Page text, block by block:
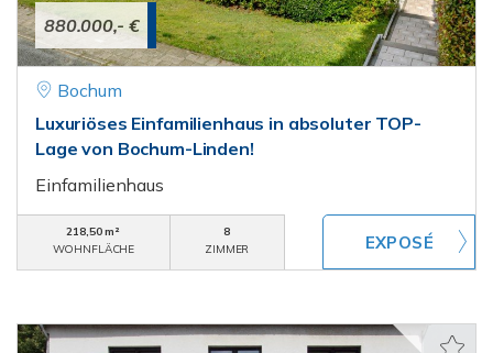
880.000,- €
Bochum
Luxuriöses Einfamilienhaus in absoluter TOP-
Lage von Bochum-Linden!
Einfamilienhaus
218,50 m²
WOHNFLÄCHE
8
ZIMMER